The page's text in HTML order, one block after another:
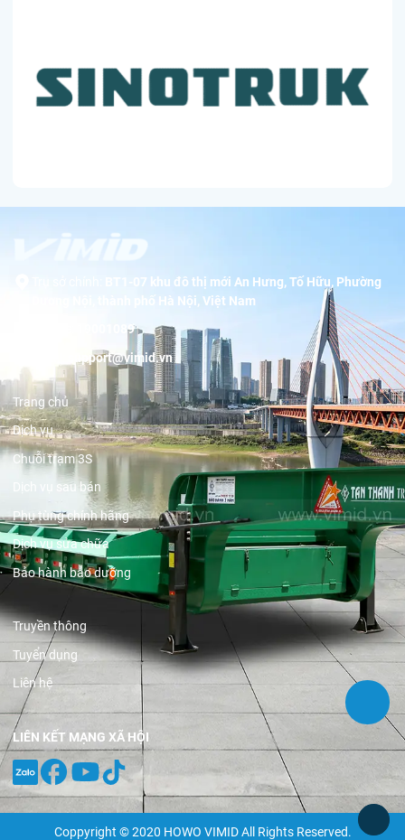
BT1-07 khu đô thị mới An Hưng, Tố Hữu, Phường
Dương Nội, thành phố Hà Nội, Việt Nam
19001089
support@vimid.vn
Trang chủ
Dịch vụ
Chuỗi trạm 3S
Dịch vụ sau bán
Phụ tùng chính hãng
Dịch vụ sửa chữa
Bảo hành bảo dưỡng
Truyền thông
Tuyển dụng
Liên hệ
LIÊN KẾT MẠNG XÃ HỘI
Coppyright © 2020 HOWO VIMID All Rights Reserved.